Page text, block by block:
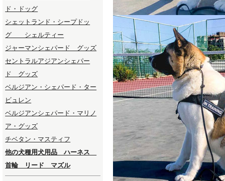
ド・ドッグ
シェットランド・シープドッ
グ シェルティー
ジャーマンシェパード グッズ
セントラルアジアンシェパー
ド グッズ
ベルジアン・シェパード・ター
ビュレン
ベルジアンシェパード・マリノ
ア・グッズ
チベタン・マスティフ
他の犬種用犬用品 ハーネス
首輪 リード マズル